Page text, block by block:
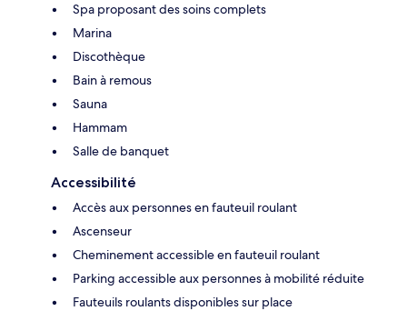
Spa proposant des soins complets
Marina
Discothèque
Bain à remous
Sauna
Hammam
Salle de banquet
Accessibilité
Accès aux personnes en fauteuil roulant
Ascenseur
Cheminement accessible en fauteuil roulant
Parking accessible aux personnes à mobilité réduite
Fauteuils roulants disponibles sur place